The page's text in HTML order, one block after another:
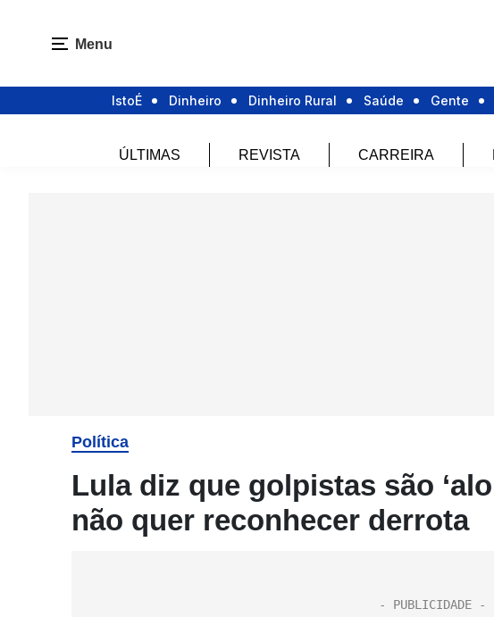
Menu
IstoÉ Dinheiro Dinheiro Rural Saúde Gente
ÚLTIMAS REVISTA CARREIRA
Política
Lula diz que golpistas são
não quer reconhecer derrota